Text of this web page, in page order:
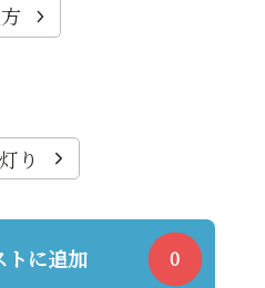
り
トに追加